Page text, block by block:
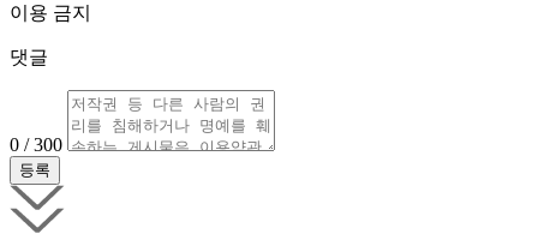
이용 금지
댓글
0 / 300